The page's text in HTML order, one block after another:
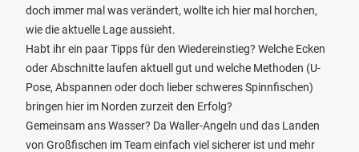
doch immer mal was verändert, wollte ich hier mal horchen,
wie die aktuelle Lage aussieht.
Habt ihr ein paar Tipps für den Wiedereinstieg? Welche Ecken
oder Abschnitte laufen aktuell gut und welche Methoden (U-
Pose, Abspannen oder doch lieber schweres Spinnfischen)
bringen hier im Norden zurzeit den Erfolg?
Gemeinsam ans Wasser? Da Waller-Angeln und das Landen
von Großfischen im Team einfach viel sicherer ist und mehr